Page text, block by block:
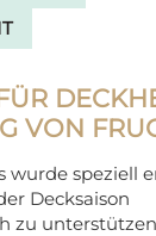
VON
wurde speziell
Decksaison
zu